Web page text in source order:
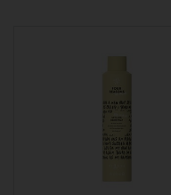
Byredo, smaržas,